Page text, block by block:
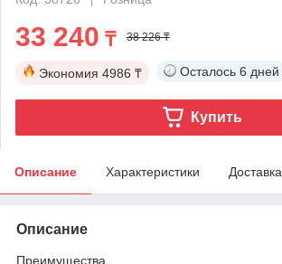
33 240 ₸ 38 226 ₸
Экономия 4986 ₸ Осталось 6 дней
Купить
Описание Характеристики Доставка
Описание
Преимущества